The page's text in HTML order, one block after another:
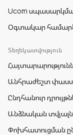
Ucom
Օգտակար
Տեղեկատվություն
Անհրաժեշտ
Ընդհանուր
Անձնական
Փոխհատուցման